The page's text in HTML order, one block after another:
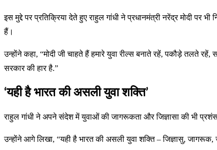
इस मुद्दे पर प्रतिक्रिया देते हुए राहुल गांधी ने प्रधानमंत्री नरेंद्र मोदी
हैं।
उन्होंने कहा, “मोदी जी चाहते हैं हमारे युवा रील्स बनाते रहें, पकौड़े तलते
सरकार की हार है.”
‘यही है भारत की असली युवा शक्ति’
राहुल गांधी ने अपने संदेश में युवाओं की जागरूकता और जिज्ञासा की भी
उन्होंने आगे लिखा, “यही है भारत की असली युवा शक्ति – जिज्ञासु,